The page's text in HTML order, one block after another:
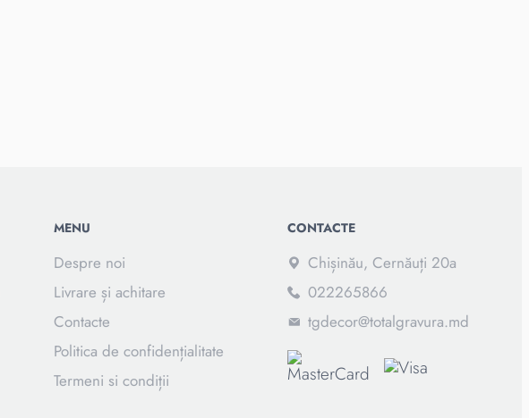
MENU
Despre noi
Livrare și achitare
Contacte
Politica de confidențialitate
Termeni si condiții
CONTACTE
Chișinău, Cernăuți 20a
022265866
tgdecor@totalgravura.md